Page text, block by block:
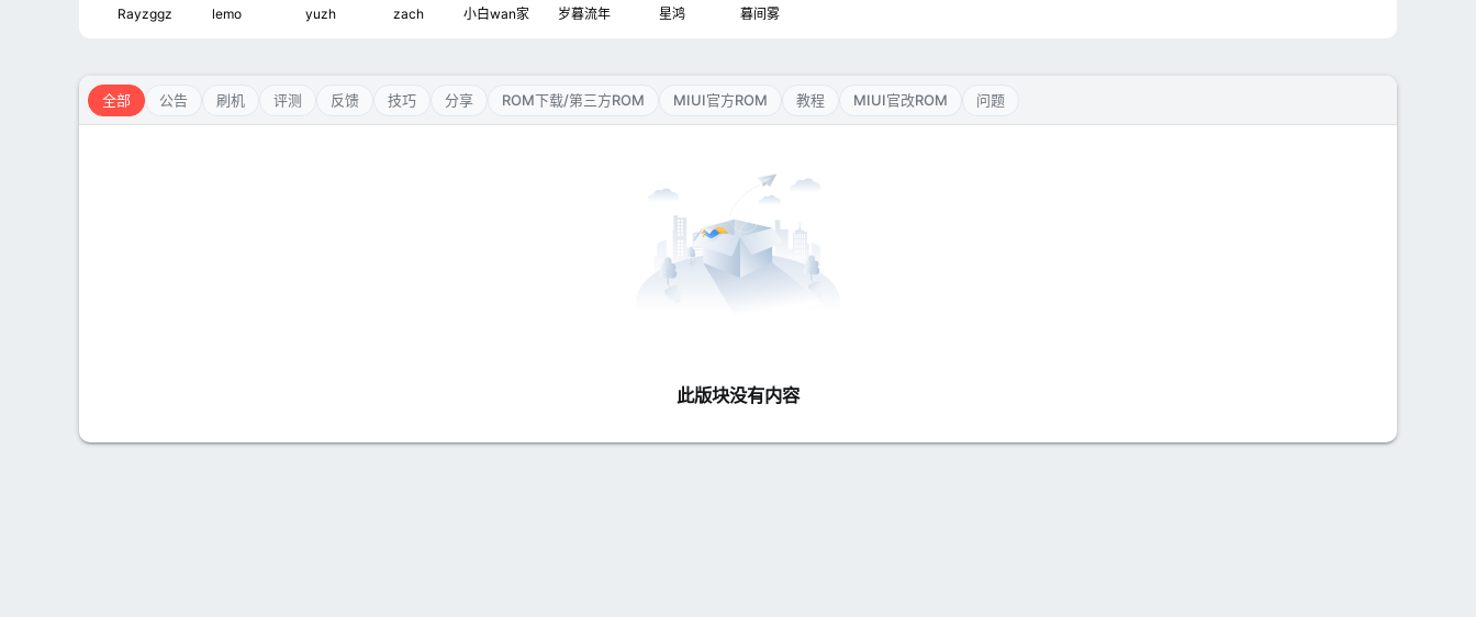
Rayzggz lemoㅤ yuzh zach 小白wan家 岁暮流年 星鸿 暮间雾
全部 公告 刷机 评测 反馈 技巧 分享 ROM下载/第三方ROM MIUI官方ROM 教程 MIUI官改ROM 问题
此版块没有内容